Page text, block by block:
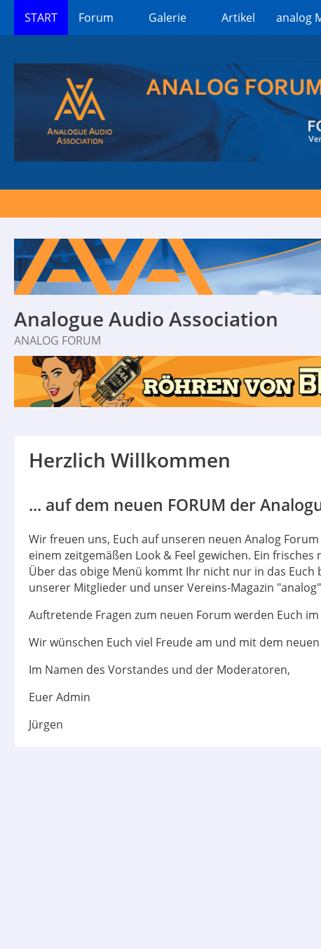
START Forum Galerie Artikel analog
Analogue Audio Association
ANALOG FORUM
Herzlich Willkommen
... auf dem neuen FORUM der
Wir freuen uns, Euch auf unseren neuen Analog
einem zeitgemäßen Look & Feel gewichen. Ein
Über das obige Menü kommt Ihr nicht nur in das
unserer Mitglieder und unser Vereins-Magazin
Auftretende Fragen zum neuen Forum werden Euch
Wir wünschen Euch viel Freude am und mit dem
Im Namen des Vorstandes und der Moderatoren,
Euer Admin
Jürgen